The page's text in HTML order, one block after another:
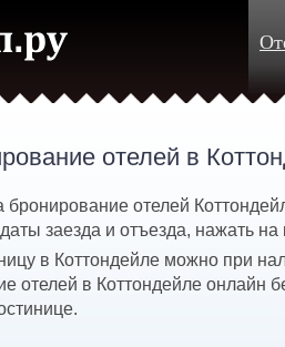
отелей в
бронирование отелей
заезда и отъезда, нажать на
в Коттондейле можно при
отелей в Коттондейле онлайн